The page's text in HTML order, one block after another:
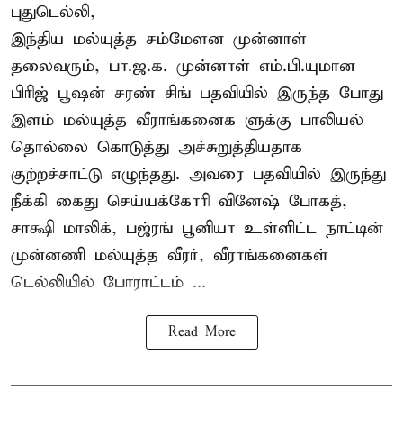
புதுடெல்லி,
இந்திய மல்யுத்த சம்மேளன முன்னாள்
தலைவரும், பா.ஜ.க. முன்னாள் எம்.பி.யுமான
பிரிஜ் பூஷன் சரண் சிங் பதவியில் இருந்த போது
இளம் மல்யுத்த வீராங்கனைக ளுக்கு பாலியல்
தொல்லை கொடுத்து அச்சுறுத்தியதாக
குற்றச்சாட்டு எழுந்தது. அவரை பதவியில் இருந்து
நீக்கி கைது செய்யக்கோரி வினேஷ் போகத்,
சாக்ஷி மாலிக், பஜ்ரங் பூனியா உள்ளிட்ட நாட்டின்
முன்னணி மல்யுத்த வீரர், வீராங்கனைகள்
டெல்லியில் போராட்டம் ...
Read More